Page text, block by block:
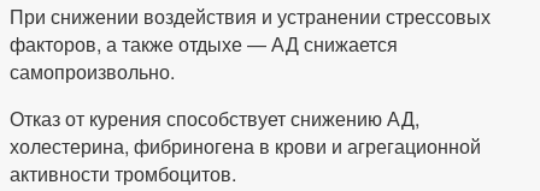
При снижении воздействия и устранении стрессовых
факторов, а также отдыхе — АД снижается
самопроизвольно.
Отказ от курения способствует снижению АД,
холестерина, фибриногена в крови и агрегационной
активности тромбоцитов.